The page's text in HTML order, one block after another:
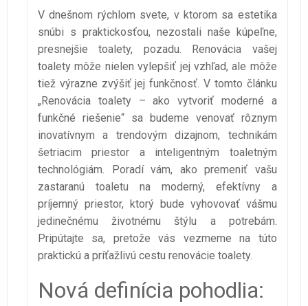
V dnešnom rýchlom svete, v ktorom sa estetika
snúbi s praktickosťou, nezostali naše kúpeľne,
presnejšie toalety, pozadu. Renovácia vašej
toalety môže nielen vylepšiť jej vzhľad, ale môže
tiež výrazne zvýšiť jej funkčnosť. V tomto článku
„Renovácia toalety – ako vytvoriť moderné a
funkčné riešenie“ sa budeme venovať rôznym
inovatívnym a trendovým dizajnom, technikám
šetriacim priestor a inteligentným toaletným
technológiám. Poradí vám, ako premeniť vašu
zastaranú toaletu na moderný, efektívny a
príjemný priestor, ktorý bude vyhovovať vášmu
jedinečnému životnému štýlu a potrebám.
Pripútajte sa, pretože vás vezmeme na túto
praktickú a príťažlivú cestu renovácie toalety.
Nová definícia pohodlia: